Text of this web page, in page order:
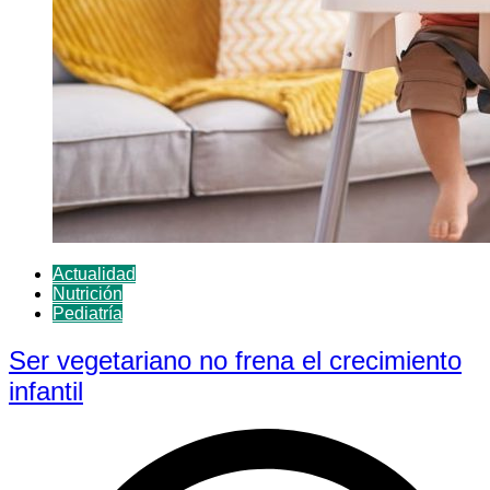
Actualidad
Nutrición
Pediatría
Ser vegetariano no frena el crecimiento
infantil